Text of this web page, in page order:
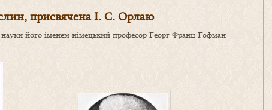
присвячена І. С. Орлаю
його іменем німецький професор Георг Франц Гофман